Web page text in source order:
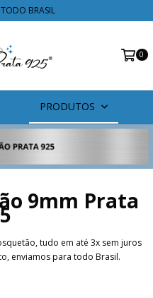
BRASIL
0
PRODUTOS
9mm Prata
tudo em até 3x sem juros
enviamos para todo Brasil.